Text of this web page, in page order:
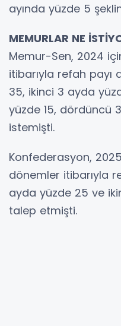
ayında yüzde 5
MEMURLAR NE
Memur-Sen, 2024
itibarıyla refah
35, ikinci 3 ayda
yüzde 15, dördüncü
istemişti.
Konfederasyon,
dönemler itibarıyla
ayda yüzde 25 ve
talep etmişti.